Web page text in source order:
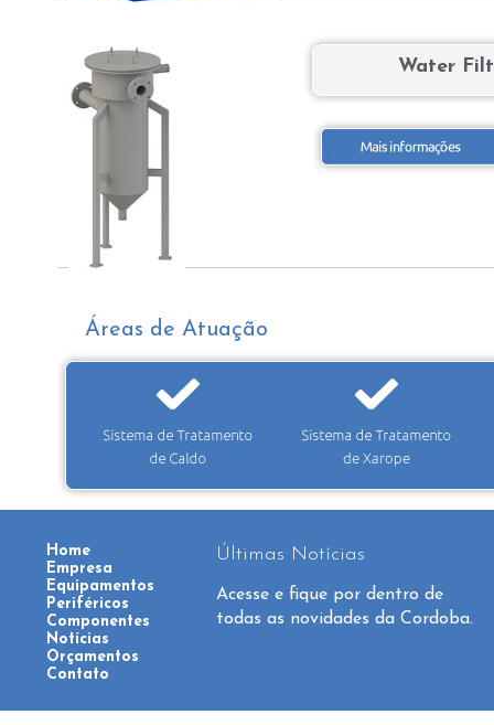
Water
Áreas de Atuação
Home
Empresa
Equipamentos
Periféricos
Componentes
Notícias
Orçamentos
Contato
Últimas Notícias
Acesse e fique por dentro de
todas as novidades da Cordoba.